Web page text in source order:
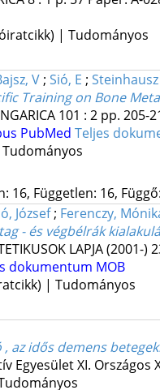
| Tudományos
V; Sió, E ;
Training on Bone
101 : 2 pp. 205-
PubMed Teljes
16, Független: 16,
József; Ferenczy,
- és végbélrák
LAPJA (2001-)
dokumentum MOB
| Tudományos
, az idős demens
Egyesület XI.